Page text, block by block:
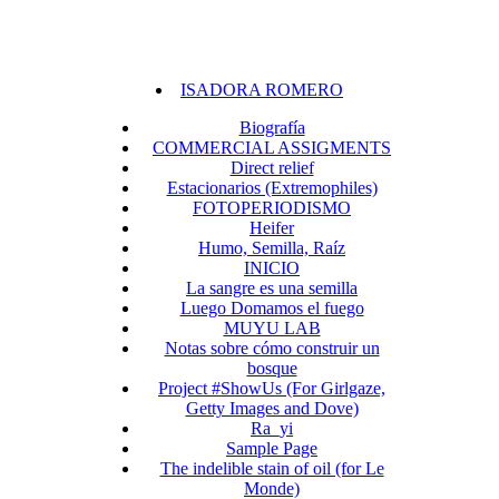
ISADORA ROMERO
Biografía
COMMERCIAL ASSIGMENTS
Direct relief
Estacionarios (Extremophiles)
FOTOPERIODISMO
Heifer
Humo, Semilla, Raíz
INICIO
La sangre es una semilla
Luego Domamos el fuego
MUYU LAB
Notas sobre cómo construir un
bosque
Project #ShowUs (For Girlgaze,
Getty Images and Dove)
Ra_yi
Sample Page
The indelible stain of oil (for Le
Monde)